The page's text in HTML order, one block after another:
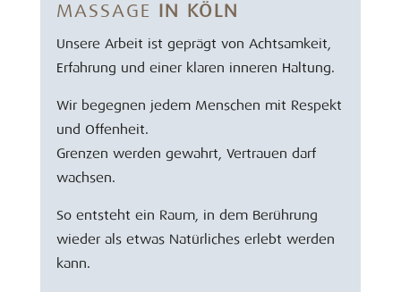
MASSAGE IN KÖLN
Unsere Arbeit ist geprägt von Achtsamkeit,
Erfahrung und einer klaren inneren Haltung.
Wir begegnen jedem Menschen mit Respekt
und Offenheit.
Grenzen werden gewahrt, Vertrauen darf
wachsen.
So entsteht ein Raum, in dem Berührung
wieder als etwas Natürliches erlebt werden
kann.